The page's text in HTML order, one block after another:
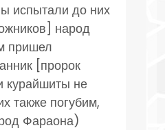
испытали до них
народ
пришел
[пророк
курайшиты не
также погубим,
Фараона)